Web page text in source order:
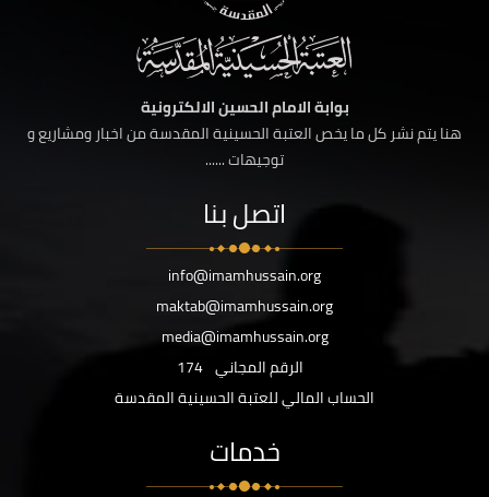
بوابة الامام الحسين الالكترونية
هنا يتم نشر كل ما يخص العتبة الحسينية المقدسة من اخبار ومشاريع و
توجيهات ......
اتصل بنا
info@imamhussain.org
maktab@imamhussain.org
media@imamhussain.org
الرقم المجاني 174
الحساب المالي للعتبة الحسينية المقدسة
خدمات